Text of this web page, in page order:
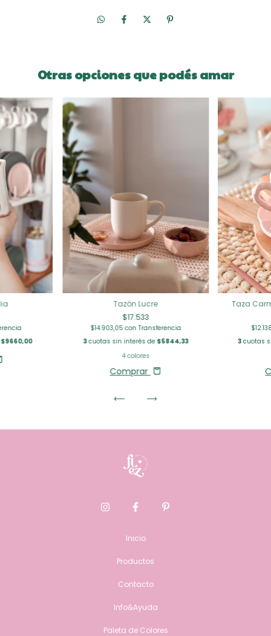
Otras opciones que podés amar
$9660,00
Tazón Lucre
$17.533
$14.903,05 con Transferencia
3cuotas sin interés de$5844,33
4 colores
Comprar
Taza
3 cuotas
Inicio
Productos
Contacto
Info&Ayuda
Paleta de Colores